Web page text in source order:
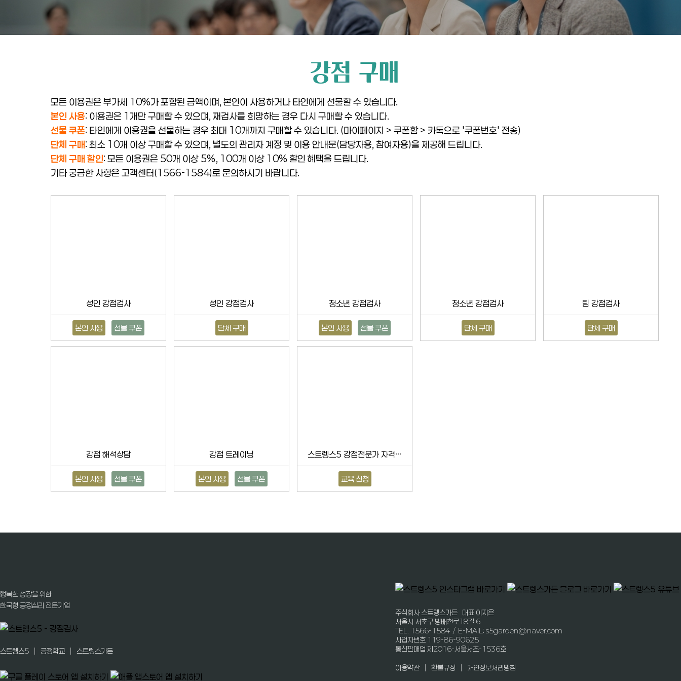
강점 구매
모든 이용권은 부가세 10%가 포함된 금액이며, 본인이 사용하거나 타인에게 선물할 수 있습니다.
본인 사용: 이용권은 1개만 구매할 수 있으며, 재검사를 희망하는 경우 다시 구매할 수 있습니다.
선물 쿠폰: 타인에게 이용권을 선물하는 경우 최대 10개까지 구매할 수 있습니다. (마이페이지 > 쿠폰함 > 카톡으로 '쿠폰번호' 전송)
단체 구매: 최소 10개 이상 구매할 수 있으며, 별도의 관리자 계정 및 이용 안내문(담당자용, 참여자용)을 제공해 드립니다.
단체 구매 할인: 모든 이용권은 50개 이상 5%, 100개 이상 10% 할인 혜택을 드립니다.
기타 궁금한 사항은 고객센터(1566-1584)로 문의하시기 바랍니다.
성인 강점검사
본인 사용 선물 쿠폰
성인 강점검사
단체 구매
청소년 강점검사
본인 사용 선물 쿠폰
청소년 강점검사
단체 구매
팀 강점검사
단체 구매
강점 해석상담
본인 사용 선물 쿠폰
강점 트레이닝
본인 사용 선물 쿠폰
스트렝스5 강점전문가 자격과정
교육 신청
행복한 성장을 위한
한국형 긍정심리 전문기업
스트렝스5 | 긍정학교 | 스트렝스가든
주식회사 스트렝스가든 대표 이지은
서울시 서초구 방배천로18길 6
TEL. 1566-1584 / E-MAIL: s5garden@naver.com
사업자번호 119-86-90625
통신판매업 제2016-서울서초-1536호
이용약관| 환불규정 | 개인정보처리방침